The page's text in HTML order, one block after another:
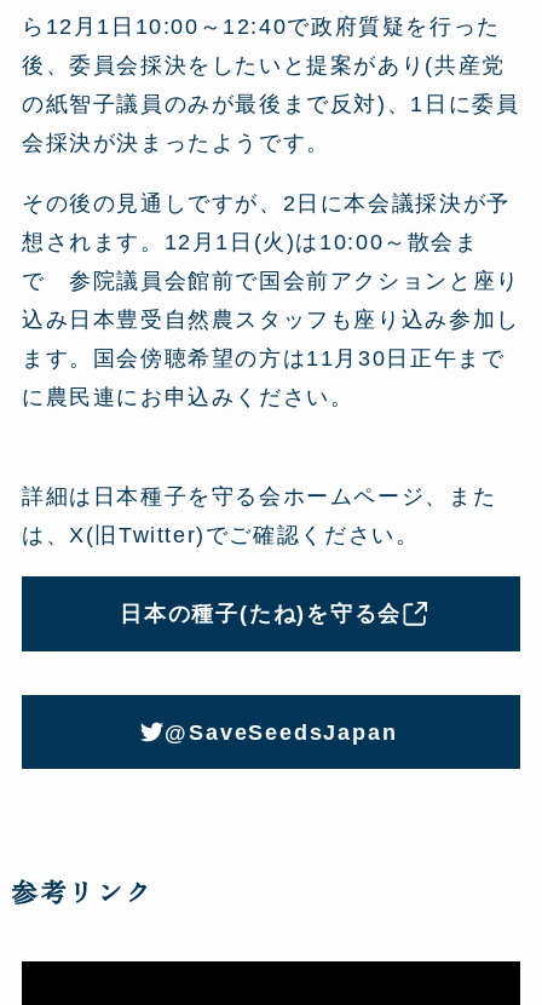
ら12月1日10:00～12:40で政府質疑を行った
後、委員会採決をしたいと提案があり(共産党
の紙智子議員のみが最後まで反対)、1日に委員
会採決が決まったようです。
その後の見通しですが、2日に本会議採決が予
想されます。12月1日(火)は10:00～散会ま
で 参院議員会館前で国会前アクションと座り
込み日本豊受自然農スタッフも座り込み参加し
ます。国会傍聴希望の方は11月30日正午まで
に農民連にお申込みください。
詳細は日本種子を守る会ホームページ、また
は、X(旧Twitter)でご確認ください。
日本の種子(たね)を守る会
@SaveSeedsJapan
参考リンク